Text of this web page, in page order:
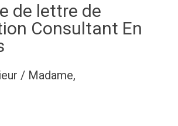
de lettre de
Consultant En
/ Madame,